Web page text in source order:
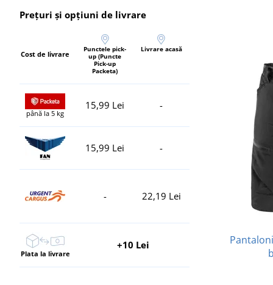
Prețuri și opțiuni de livrare
Cost de livrare
Punctele pick-
up (Puncte
Pick-up
Packeta)
Livrare acasă
până la 5 kg
15,99 Lei -
15,99 Lei -
- 22,19 Lei
Plata la livrare
+10 Lei